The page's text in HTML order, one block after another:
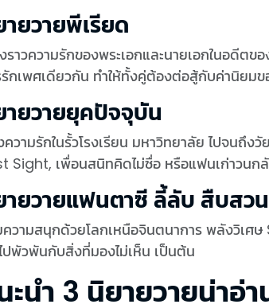
ยวายพีเรียด
ราวความรักของพระเอกและนายเอกในอดีต
กเพศเดียวกัน ทำให้ทั้งคู่ต้องต่อสู้กับค่านิยม
ยวายยุคปัจจุบัน
วามรักในรั้วโรงเรียน มหาวิทยาลัย ไปจนถึ
Sight, เพื่อนสนิทคิดไม่ซื่อ หรือแฟนเก่าวนก
ายวายแฟนตาซี ลี้ลับ สืบสว
วามสนุกด้วยโลกเหนือจินตนาการ พลังวิเศ
ปพัวพันกับสิ่งที่มองไม่เห็น เป็นต้น
ะนำ 3 นิยายวายน่าอ่